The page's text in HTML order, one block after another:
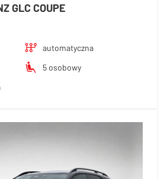
GLC COUPE
automatyczna
5 osobowy